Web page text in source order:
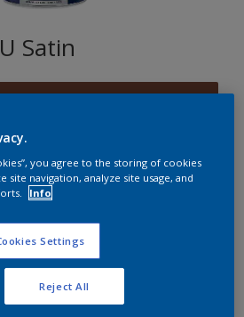
Satin
2,5L
you agree to the storing of cookies
site navigation, analyze site usage, and
Info
Settings
Reject All